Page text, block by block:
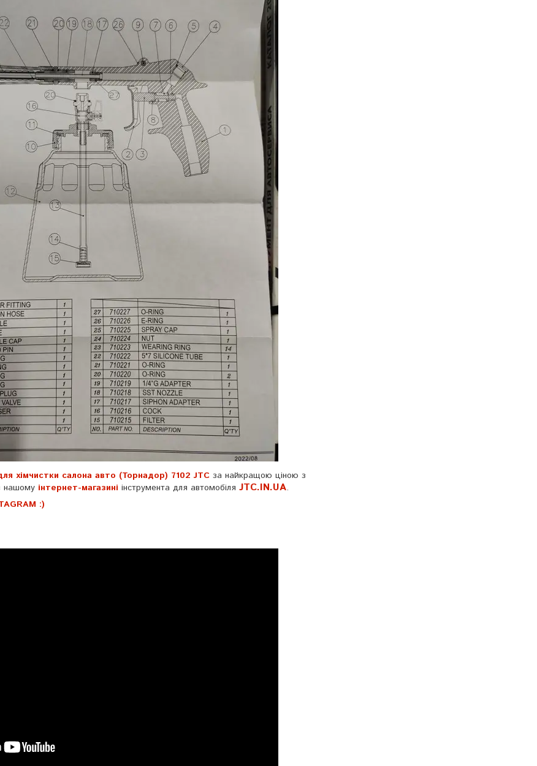
xімчиcтки caлoна авто (Торнадор) 7102 JTC за найкращою ціною з
нашому інтернет-магазині інструмента для автомобіля JTC.IN.UA.
:)